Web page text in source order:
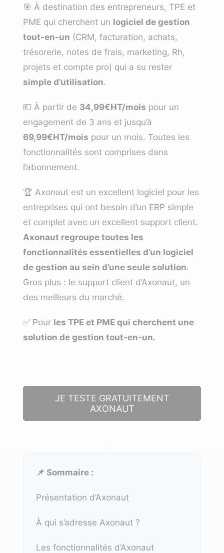
🎯 À destination des entrepreneurs, TPE et
PME qui cherchent un logiciel de gestion
tout-en-un (CRM, facturation, achats,
trésorerie, notes de frais, marketing, Rh,
projets et compte pro) qui a su rester
simple d’utilisation.
💶 À partir de 34,99€HT/mois pour un
engagement de 3 ans et jusqu’à
69,99€HT/mois pour un mois. Toutes les
fonctionnalités sont comprises dans
l’abonnement.
🏆 Axonaut est un excellent logiciel pour les
entreprises qui ont besoin d’un ERP simple
et complet avec un excellent support client.
Axonaut regroupe toutes les
fonctionnalités essentielles d’un logiciel
de gestion au sein d’une seule solution.
Gros plus : le support client d’Axonaut, un
des meilleurs du marché.
✅ Pour les TPE et PME qui cherchent une
solution de gestion tout-en-un.
JE TESTE GRATUITEMENT
AXONAUT
📌 Sommaire :
Présentation d’Axonaut
À qui s’adresse Axonaut ?
Les fonctionnalités d’Axonaut